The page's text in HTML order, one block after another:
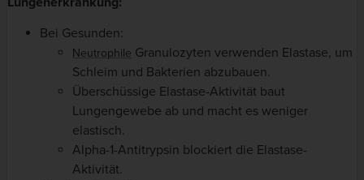
Bei Gesunden:
Neutrophile Granulozyten verwenden Elastase, um
Schleim und Bakterien abzubauen.
Überschüssige Elastase-Aktivität baut
Lungengewebe ab und macht es weniger
elastisch.
Alpha-1-Antitrypsin blockiert die Elastase-
Aktivität.